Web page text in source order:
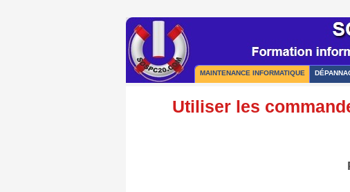
MAINTENANCE INFORMATIQUE
Utiliser les